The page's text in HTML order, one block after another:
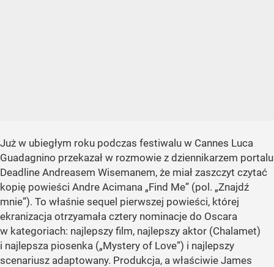
Już w ubiegłym roku podczas festiwalu w Cannes Luca
Guadagnino przekazał w rozmowie z dziennikarzem portalu
Deadline Andreasem Wisemanem, że miał zaszczyt czytać
kopię powieści Andre Acimana „Find Me” (pol. „Znajdź
mnie”). To właśnie sequel pierwszej powieści, której
ekranizacja otrzyamała cztery nominacje do Oscara
w kategoriach: najlepszy film, najlepszy aktor (Chalamet)
i najlepsza piosenka („Mystery of Love”) i najlepszy
scenariusz adaptowany. Produkcja, a właściwie James